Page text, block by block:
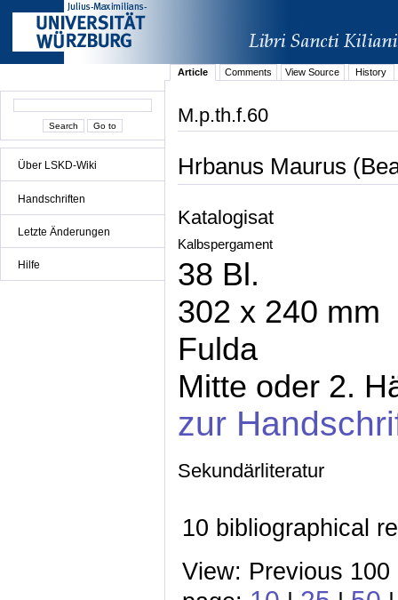
Über LSKD-Wiki
Handschriften
Letzte Änderungen
Hilfe
Article Comments View Source History
M.p.th.f.60
Hrbanus Maurus
Katalogisat
Kalbspergament
38 Bl.
302 x 240 mm
Fulda
Mitte oder 2.
zur
Sekundärliteratur
10 bibliographical
View: Previous